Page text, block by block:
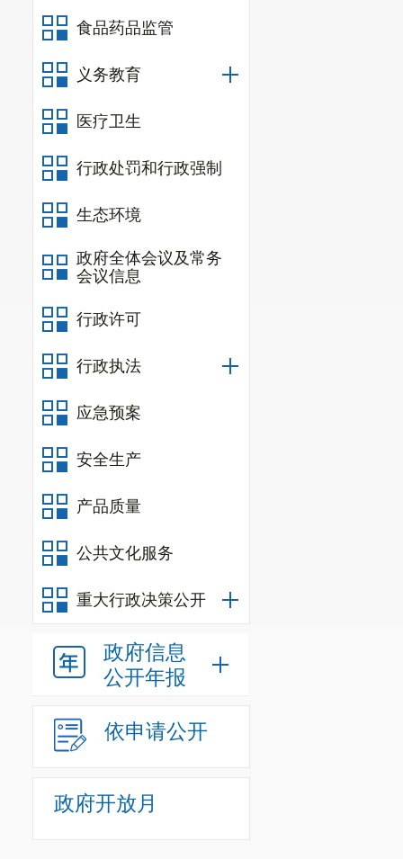
食品药品监管
义务教育
医疗卫生
行政处罚和行政强制
生态环境
政府全体会议及常务
会议信息
行政许可
行政执法
应急预案
安全生产
产品质量
公共文化服务
重大行政决策公开
政府信息
公开年报
依申请公开
政府开放月